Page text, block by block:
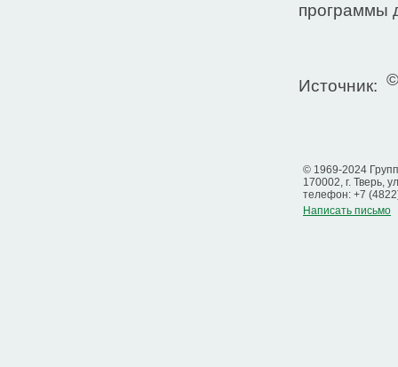
программы
Источник: ©
© 1969-2024
170002, г. Тверь,
телефон: +7
Написать письмо